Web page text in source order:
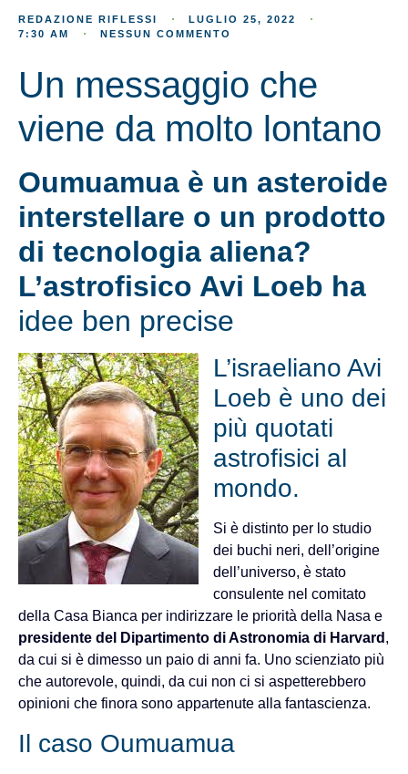
REDAZIONE RIFLESSI
LUGLIO 25, 2022
7:30 AM
NESSUN COMMENTO
Un messaggio che
viene da molto lontano
Oumuamua è un asteroide
interstellare o un prodotto
di tecnologia aliena?
L’astrofisico Avi Loeb ha
idee ben precise
L’israeliano Avi
Loeb è uno dei
più quotati
astrofisici al
mondo.
Si è distinto per lo studio
dei buchi neri, dell’origine
dell’universo, è stato
consulente nel comitato
della Casa Bianca per indirizzare le priorità della Nasa e
presidente del Dipartimento di Astronomia di Harvard ,
da cui si è dimesso un paio di anni fa. Uno scienziato più
che autorevole, quindi, da cui non ci si aspetterebbero
opinioni che finora sono appartenute alla fantascienza.
Il caso Oumuamua